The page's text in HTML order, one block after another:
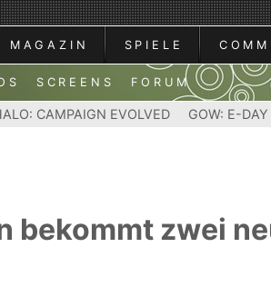
MAGAZIN SPIELE
SCREENS FORUM
CAMPAIGN EVOLVED GOW: E-DAY
bekommt zwei